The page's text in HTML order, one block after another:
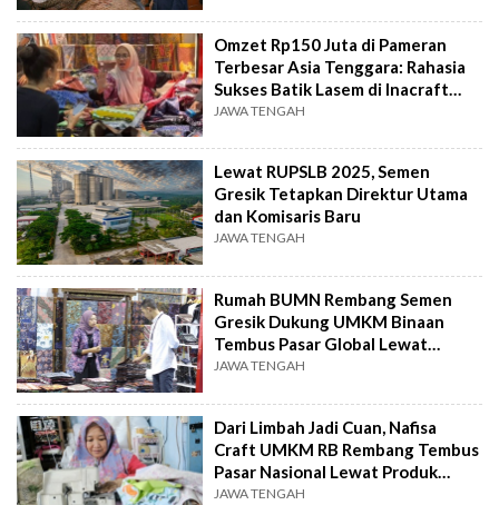
Omzet Rp150 Juta di Pameran
Terbesar Asia Tenggara: Rahasia
Sukses Batik Lasem di Inacraft
2026
JAWA TENGAH
Lewat RUPSLB 2025, Semen
Gresik Tetapkan Direktur Utama
dan Komisaris Baru
JAWA TENGAH
Rumah BUMN Rembang Semen
Gresik Dukung UMKM Binaan
Tembus Pasar Global Lewat
Inacraft 2025
JAWA TENGAH
Dari Limbah Jadi Cuan, Nafisa
Craft UMKM RB Rembang Tembus
Pasar Nasional Lewat Produk
Upcycle
JAWA TENGAH